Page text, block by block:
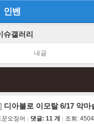
인벤
슈갤러리
내글
디아블로 이모탈 6/17 악마
꾼오징어 댓글: 11 개 조회: 4504